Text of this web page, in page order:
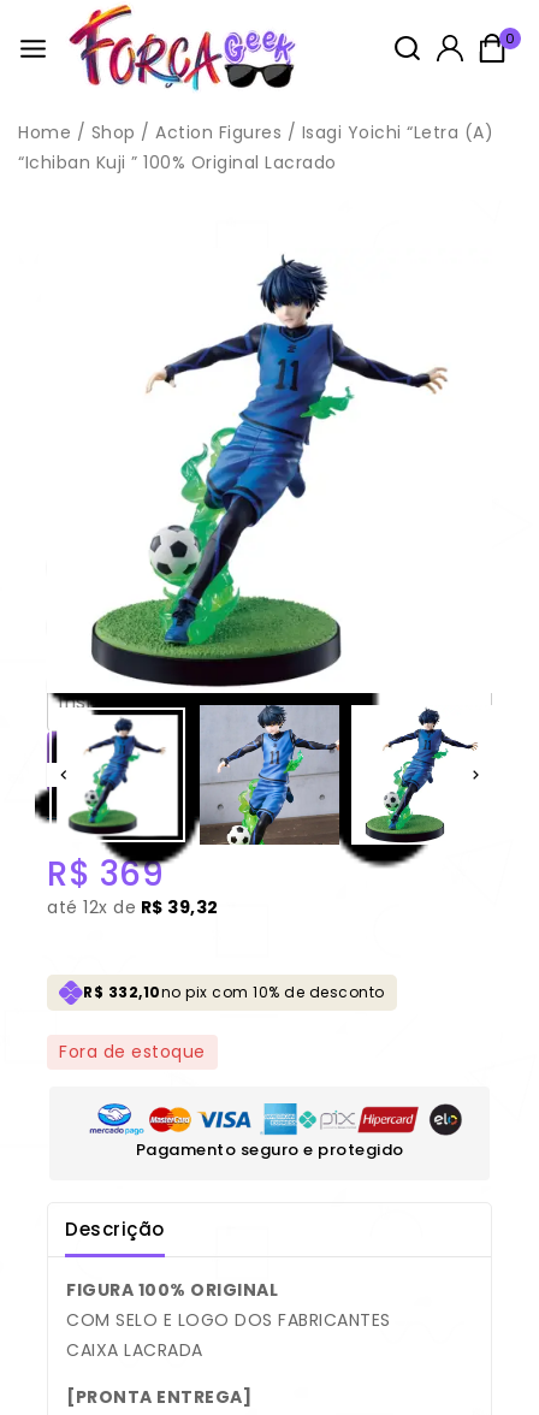
0
Home / Shop / Action Figures / Isagi Yoichi “Letra (A)
“Ichiban Kuji ” 100% Original Lacrado
Este produto não é considerado um brinquedo, pois é um
boneco de coleção cujo modelo
é em escala reduzida e não tem primordialmente valor de
conforme Norma NM 300-01/2002 – Portaria INMETRO Nº 108 de
13 de Junho de 2005, anexo II, item 2.
Todas as compras na loja acompanham brindes, enviados
aleatóriamente, sendo possivel escolher no carrinho.
Isagi Yoichi “Letra (A) “Ichiban
Kuji ” 100% Original Lacrado
CONSULTAR
Não sei meu CEP
R$ 369
até 12x de R$ 39,32
R$ 332,10no pix com 10% de desconto
Fora de estoque
Pagamento seguro e protegido
Descrição
FIGURA 100% ORIGINAL
COM SELO E LOGO DOS FABRICANTES
CAIXA LACRADA
[PRONTA ENTREGA]